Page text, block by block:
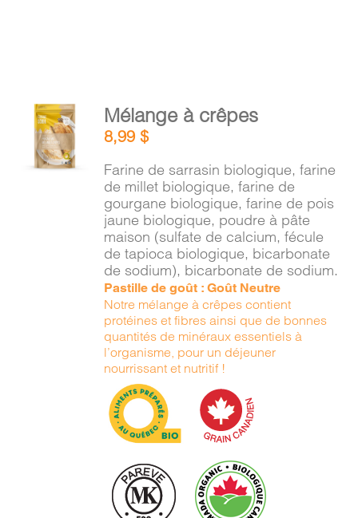
AJOUTER
AU
PANIER
/
Mélange à crêpes
8,99$
Farine de sarrasin biologique, farine
de millet biologique, farine de
gourgane biologique, farine de pois
jaune biologique, poudre à pâte
maison (sulfate de calcium, fécule
de tapioca biologique, bicarbonate
de sodium), bicarbonate de sodium.
Pastille de goût : Goût Neutre
Notre mélange à crêpes contient
protéines et fibres ainsi que de bonnes
quantités de minéraux essentiels à
l’organisme, pour un déjeuner
nourrissant et nutritif !